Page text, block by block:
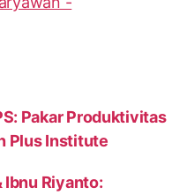
Pakar Produktivitas
Plus Institute
Ibnu Riyanto: